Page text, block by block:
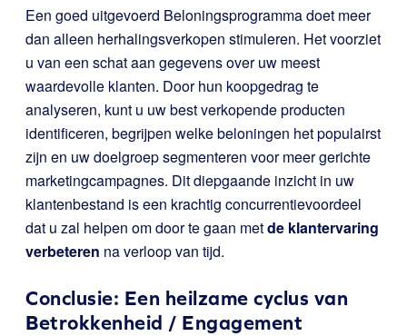
Een goed uitgevoerd Beloningsprogramma doet meer
dan alleen herhalingsverkopen stimuleren. Het voorziet
u van een schat aan gegevens over uw meest
waardevolle klanten. Door hun koopgedrag te
analyseren, kunt u uw best verkopende producten
identificeren, begrijpen welke beloningen het populairst
zijn en uw doelgroep segmenteren voor meer gerichte
marketingcampagnes. Dit diepgaande inzicht in uw
klantenbestand is een krachtig concurrentievoordeel
dat u zal helpen om door te gaan metde klantervaring
verbeteren na verloop van tijd.
Conclusie: Een heilzame cyclus van
Betrokkenheid / Engagement